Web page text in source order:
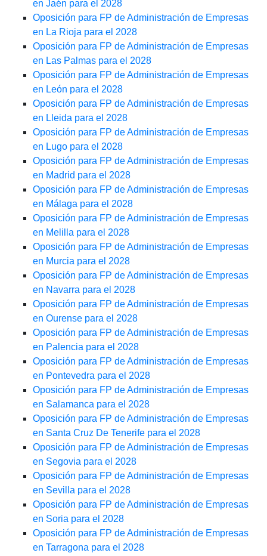
en Jaén para el 2028
Oposición para FP de Administración de Empresas
en La Rioja para el 2028
Oposición para FP de Administración de Empresas
en Las Palmas para el 2028
Oposición para FP de Administración de Empresas
en León para el 2028
Oposición para FP de Administración de Empresas
en Lleida para el 2028
Oposición para FP de Administración de Empresas
en Lugo para el 2028
Oposición para FP de Administración de Empresas
en Madrid para el 2028
Oposición para FP de Administración de Empresas
en Málaga para el 2028
Oposición para FP de Administración de Empresas
en Melilla para el 2028
Oposición para FP de Administración de Empresas
en Murcia para el 2028
Oposición para FP de Administración de Empresas
en Navarra para el 2028
Oposición para FP de Administración de Empresas
en Ourense para el 2028
Oposición para FP de Administración de Empresas
en Palencia para el 2028
Oposición para FP de Administración de Empresas
en Pontevedra para el 2028
Oposición para FP de Administración de Empresas
en Salamanca para el 2028
Oposición para FP de Administración de Empresas
en Santa Cruz De Tenerife para el 2028
Oposición para FP de Administración de Empresas
en Segovia para el 2028
Oposición para FP de Administración de Empresas
en Sevilla para el 2028
Oposición para FP de Administración de Empresas
en Soria para el 2028
Oposición para FP de Administración de Empresas
en Tarragona para el 2028